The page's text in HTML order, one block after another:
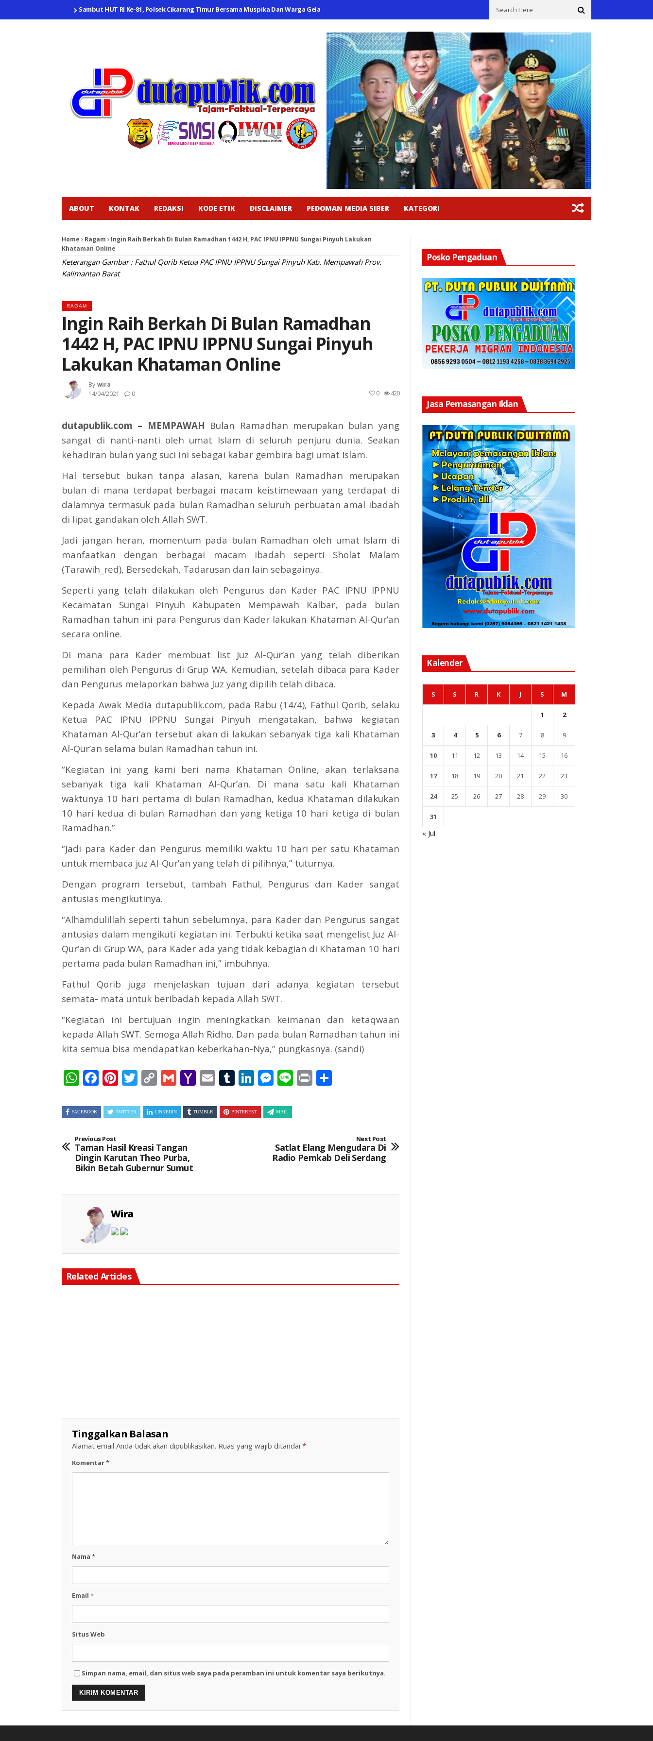
Sambut HUT RI Ke-81, Polsek Cikarang Timur Bersama Muspika Dan Warga Gelar Kerja Bakti Di Plaza Kecamatan Personel Polsek Lemahabang Sosialisasikan Pelarangan Knalpot
ABOUT KONTAK REDAKSI KODE ETIK DISCLAIMER PEDOMAN MEDIA SIBER KATEGORI
Home Ragam
Ingin Raih Berkah Di Bulan Ramadhan 1442 H, PAC IPNU IPPNU Sungai Pinyuh Lakukan
Khataman Online
Keterangan Gambar : Fathul Qorib Ketua PAC IPNU IPPNU Sungai Pinyuh Kab. Mempawah Prov.
Kalimantan Barat
RAGAM
Ingin Raih Berkah Di Bulan Ramadhan
1442 H, PAC IPNU IPPNU Sungai Pinyuh
Lakukan Khataman Online
By Wira
14/04/2021
0 420
0
dutapublik.com – MEMPAWAH Bulan Ramadhan merupakan bulan yang
sangat di nanti-nanti oleh umat Islam di seluruh penjuru dunia. Seakan
kehadiran bulan yang suci ini sebagai kabar gembira bagi umat Islam.
Hal tersebut bukan tanpa alasan, karena bulan Ramadhan merupakan
bulan di mana terdapat berbagai macam keistimewaan yang terdapat di
dalamnya termasuk pada bulan Ramadhan seluruh perbuatan amal ibadah
di lipat gandakan oleh Allah SWT.
Jadi jangan heran, momentum pada bulan Ramadhan oleh umat Islam di
manfaatkan dengan berbagai macam ibadah seperti Sholat Malam
(Tarawih_red), Bersedekah, Tadarusan dan lain sebagainya.
Seperti yang telah dilakukan oleh Pengurus dan Kader PAC IPNU IPPNU
Kecamatan Sungai Pinyuh Kabupaten Mempawah Kalbar, pada bulan
Ramadhan tahun ini para Pengurus dan Kader lakukan Khataman Al-Qur’an
secara online.
Di mana para Kader membuat list Juz Al-Qur’an yang telah diberikan
pemilihan oleh Pengurus di Grup WA. Kemudian, setelah dibaca para Kader
dan Pengurus melaporkan bahwa Juz yang dipilih telah dibaca.
Kepada Awak Media dutapublik.com, pada Rabu (14/4), Fathul Qorib, selaku
Ketua PAC IPNU IPPNU Sungai Pinyuh mengatakan, bahwa kegiatan
Khataman Al-Qur’an tersebut akan di lakukan sebanyak tiga kali Khataman
Al-Qur’an selama bulan Ramadhan tahun ini.
“Kegiatan ini yang kami beri nama Khataman Online, akan terlaksana
sebanyak tiga kali Khataman Al-Qur’an. Di mana satu kali Khataman
waktunya 10 hari pertama di bulan Ramadhan, kedua Khataman dilakukan
10 hari kedua di bulan Ramadhan dan yang ketiga 10 hari ketiga di bulan
Ramadhan.”
“Jadi para Kader dan Pengurus memiliki waktu 10 hari per satu Khataman
untuk membaca juz Al-Qur’an yang telah di pilihnya,” tuturnya.
Dengan program tersebut, tambah Fathul, Pengurus dan Kader sangat
antusias mengikutinya.
“Alhamdulillah seperti tahun sebelumnya, para Kader dan Pengurus sangat
antusias dalam mengikuti kegiatan ini. Terbukti ketika saat mengelist Juz Al-
Qur’an di Grup WA, para Kader ada yang tidak kebagian di Khataman 10 hari
pertama pada bulan Ramadhan ini,” imbuhnya.
Fathul Qorib juga menjelaskan tujuan dari adanya kegiatan tersebut
semata- mata untuk beribadah kepada Allah SWT.
“Kegiatan ini bertujuan ingin meningkatkan keimanan dan ketaqwaan
kepada Allah SWT. Semoga Allah Ridho. Dan pada bulan Ramadhan tahun ini
kita semua bisa mendapatkan keberkahan-Nya,” pungkasnya. (sandi)
WhatsApp
Facebook
Pinterest
Twitter
CopyGmailYahoo
EmailTumblr
LinkedIn
Messenger
LinePrint
FACEBOOK TWITTER LINKEDIN TUMBLR PINTEREST MAIL
Previous Post
Taman Hasil Kreasi Tangan
Dingin Karutan Theo Purba,
Bikin Betah Gubernur Sumut
Next Post
Satlat Elang Mengudara Di
Radio Pemkab Deli Serdang
Wira
Related Articles
Tinggalkan Balasan
Alamat email Anda tidak akan dipublikasikan. Ruas yang wajib ditandai *
Komentar*
Nama *
Email *
Situs Web
Simpan nama, email, dan situs web saya pada peramban ini untuk komentar saya berikutnya.
Posko Pengaduan
Jasa Pemasangan Iklan
Kalender
S S R K J S M
1 2
3 4 5 6 7 8 9
10 11 12 13 14 15 16
17 18 19 20 21 22 23
24 25 26 27 28 29 30
31
« Jul